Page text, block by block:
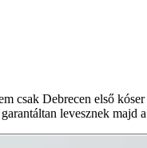
csak Debrecen első
levesznek majd